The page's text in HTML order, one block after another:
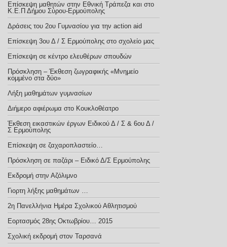
Επίσκεψη μαθητών στην Εθνική Τράπεζα και στο
Κ.Ε.Π Δήμου Σύρου-Ερμούπολης
Δράσεις του 2ου Γυμνασίου για την action aid
Επίσκεψη 3ου Δ / Σ Ερμούπολης στο σχολείο μας
Eπίσκεψη σε κέντρο ελευθέρων σπουδών
Πρόσκληση – Έκθεση ζωγραφικής «Μνημείο
κομμένο στα δύο»
Λήξη μαθημάτων γυμνασίων
Διήμερο αφιέρωμα στο Κουκλοθέατρο
Έκθεση εικαστικών έργων Ειδικού Δ / Σ & 6ου Δ /
Σ Ερμούπολης
Επίσκεψη σε ζαχαροπλαστείο…
Πρόσκληση σε παζάρι – Ειδικό Δ/Σ Ερμούπολης
Εκδρομή στην Αζόλιμνο
Γιορτη λήξης μαθημάτων …
2η Πανελλήνια Ημέρα Σχολικού Αθλητισμού
Εορτασμός 28ης Οκτωβρίου… 2015
Σχολική εκδρομή στον Ταρσανά